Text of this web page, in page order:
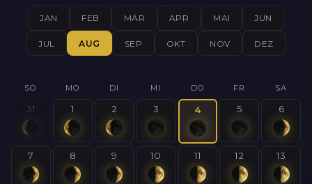
JAN FEB MÄR APR MAI JUN
JUL AUG SEP OKT NOV DEZ
SO MO DI MI DO FR SA
31 1 2 3 4 5 6
7 8 9 10 11 12 13